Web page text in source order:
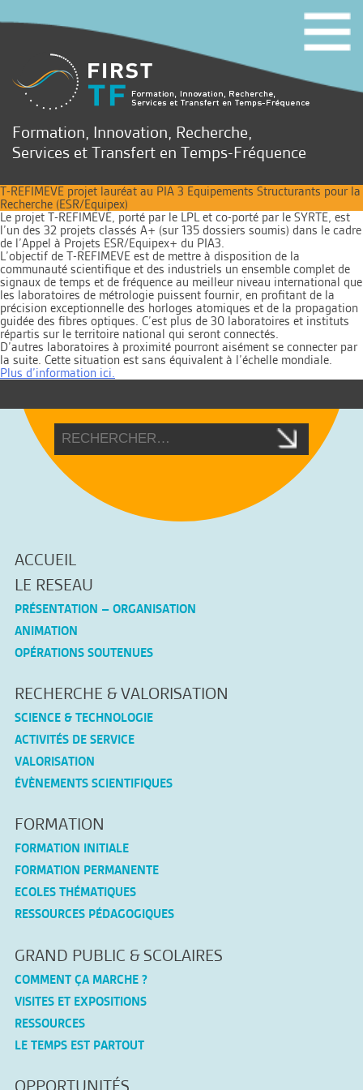
Formation, Innovation, Recherche,
Services et Transfert en Temps-Fréquence
T-REFIMEVE projet lauréat au PIA 3 Equipements Structurants pour la
Recherche (ESR/Equipex)
Le projet T-REFIMEVE, porté par le LPL et co-porté par le SYRTE, est
l’un des 32 projets classés A+ (sur 135 dossiers soumis) dans le cadre
de l’Appel à Projets ESR/Equipex+ du PIA3.
L’objectif de T-REFIMEVE est de mettre à disposition de la
communauté scientifique et des industriels un ensemble complet de
signaux de temps et de fréquence au meilleur niveau international que
les laboratoires de métrologie puissent fournir, en profitant de la
précision exceptionnelle des horloges atomiques et de la propagation
guidée des fibres optiques. C’est plus de 30 laboratoires et instituts
répartis sur le territoire national qui seront connectés.
D’autres laboratoires à proximité pourront aisément se connecter par
la suite. Cette situation est sans équivalent à l’échelle mondiale.
Plus d’information ici.
ACCUEIL
LE RESEAU
PRÉSENTATION – ORGANISATION
ANIMATION
OPÉRATIONS SOUTENUES
RECHERCHE & VALORISATION
SCIENCE & TECHNOLOGIE
ACTIVITÉS DE SERVICE
VALORISATION
ÉVÈNEMENTS SCIENTIFIQUES
FORMATION
FORMATION INITIALE
FORMATION PERMANENTE
ECOLES THÉMATIQUES
RESSOURCES PÉDAGOGIQUES
GRAND PUBLIC & SCOLAIRES
COMMENT ÇA MARCHE ?
VISITES ET EXPOSITIONS
RESSOURCES
LE TEMPS EST PARTOUT
OPPORTUNITÉS